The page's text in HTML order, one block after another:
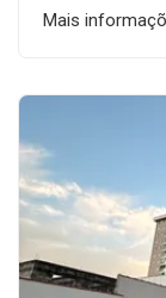
Mais